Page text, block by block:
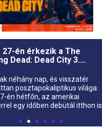
27-én érkezik a The
Dead: Dead City 3.
néhány nap, és visszatér
posztapokaliptikus világa:
én hétfőn, az amerikai
egy időben debütál itthon is
évada.